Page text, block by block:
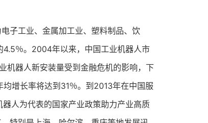
子工业、金属加工业、塑料制品、饮
％。2004年以来，中国工业机器人市
机器人新安装量受到金融危机的影响，下
增长率将达到31％。到2013年在中国服
人为代表的国家产业政策助力产业高质